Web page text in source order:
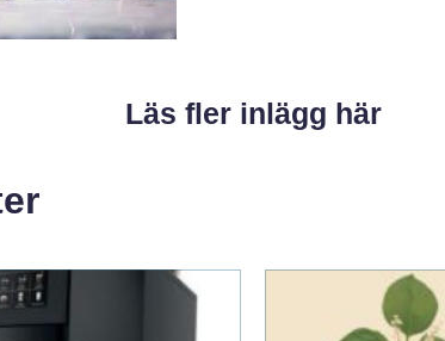
Läs fler inlägg här